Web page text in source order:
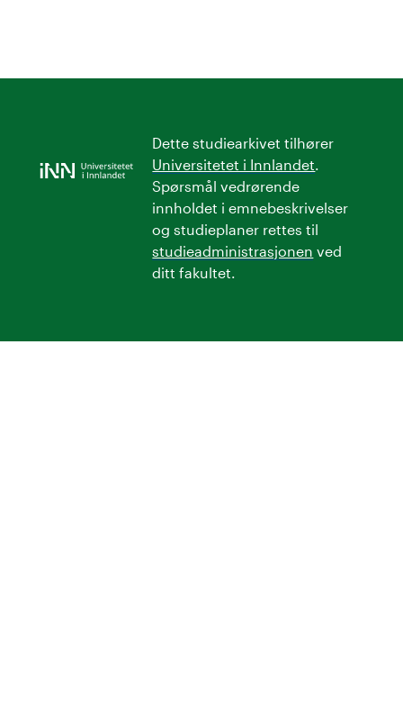
Dette studiearkivet tilhører
Universitetet i Innlandet.
Spørsmål vedrørende
innholdet i emnebeskrivelser
og studieplaner rettes til
studieadministrasjonen ved
ditt fakultet.